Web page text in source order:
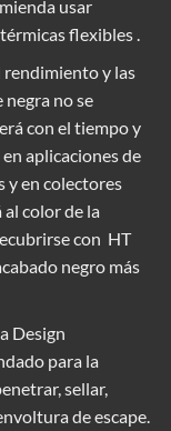
usar
flexibles.
y las
negra no se
con el tiempo y
aplicaciones de
y en colectores
al color de la
con HT
negro más
Design
para la
sellar,
de escape.